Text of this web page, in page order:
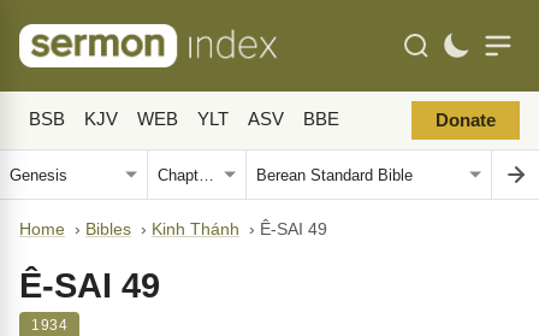
BSB KJV WEB YLT ASV BBE Donate
Home › Bibles › Kinh Thánh › Ê-SAI 49
Ê-SAI 49
1934